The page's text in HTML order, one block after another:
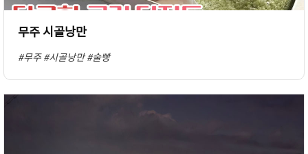
무주 시골낭만
#무주 #시골낭만 #술빵